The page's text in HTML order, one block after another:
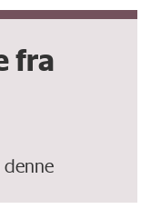
fra
eller kritikk?